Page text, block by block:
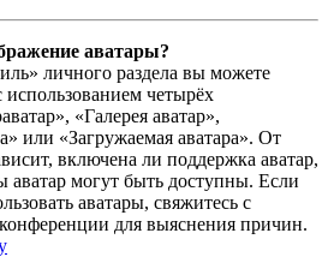
аватары?
личного раздела вы можете
использованием четырёх
«Галерея аватар»,
или «Загружаемая аватара». От
включена ли поддержка аватар,
аватар могут быть доступны. Если
аватары, свяжитесь с
для выяснения причин.